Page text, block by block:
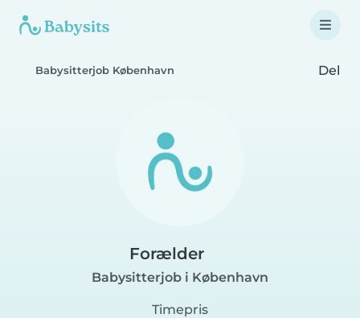
Babysitterjob København Del
Forælder
Babysitterjob i København
Timepris